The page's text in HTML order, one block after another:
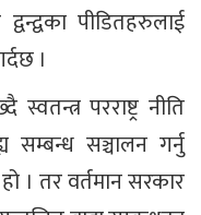
पीडितहरुलाई
।
स्वतन्त्र परराष्ट्र नीति
सम्बन्ध सञ्चालन गर्नु
। तर वर्तमान सरकार